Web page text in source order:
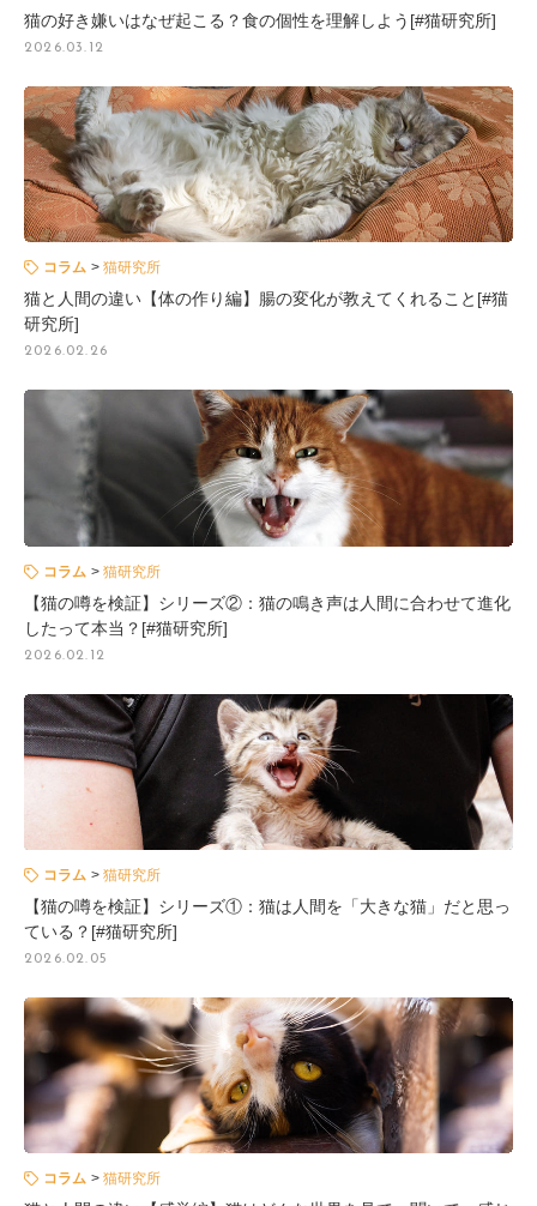
猫の好き嫌いはなぜ起こる？食の個性を理解しよう[#猫研究所]
2026.03.12
コラム 猫研究所
猫と人間の違い【体の作り編】腸の変化が教えてくれること[#猫
研究所]
2026.02.26
コラム 猫研究所
【猫の噂を検証】シリーズ②：猫の鳴き声は人間に合わせて進化
したって本当？[#猫研究所]
2026.02.12
コラム 猫研究所
【猫の噂を検証】シリーズ①：猫は人間を「大きな猫」だと思っ
ている？[#猫研究所]
2026.02.05
コラム 猫研究所